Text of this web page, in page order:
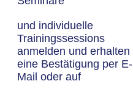
und individuelle
Trainingssessions
anmelden und erhalten
eine Bestätigung per E-
Mail oder auf